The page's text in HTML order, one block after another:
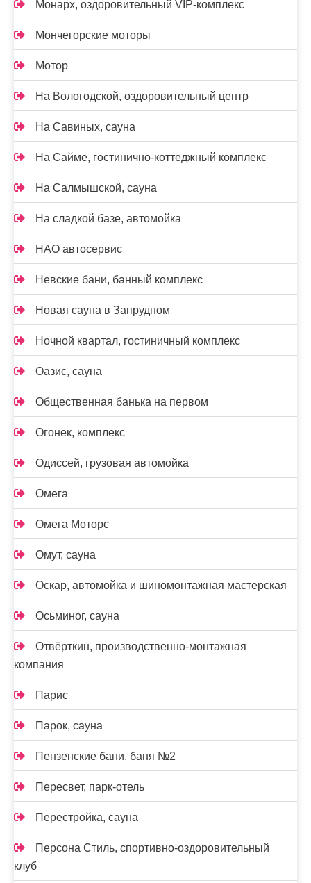
Монарх, оздоровительный VIP-комплекс
Мончегорские моторы
Мотор
На Вологодской, оздоровительный центр
На Савиных, сауна
На Сайме, гостинично-коттеджный комплекс
На Салмышской, сауна
На сладкой базе, автомойка
НАО автосервис
Невские бани, банный комплекс
Новая сауна в Запрудном
Ночной квартал, гостиничный комплекс
Оазис, сауна
Общественная банька на первом
Огонек, комплекс
Одиссей, грузовая автомойка
Омега
Омега Моторс
Омут, сауна
Оскар, автомойка и шиномонтажная мастерская
Осьминог, сауна
Отвёрткин, производственно-монтажная
компания
Парис
Парок, сауна
Пензенские бани, баня №2
Пересвет, парк-отель
Перестройка, сауна
Персона Стиль, спортивно-оздоровительный
клуб